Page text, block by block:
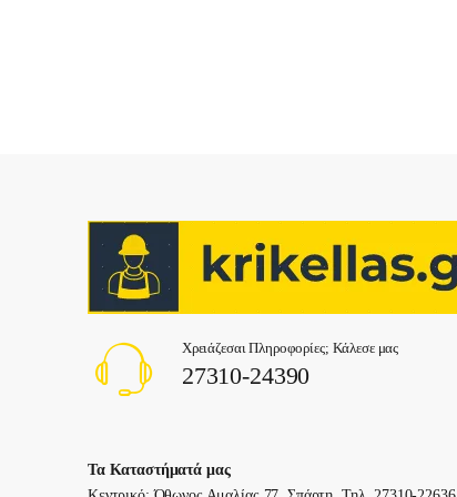
Χρειάζεσαι Πληροφορίες; Κάλεσε μας
27310-24390
Τα Καταστήματά μας